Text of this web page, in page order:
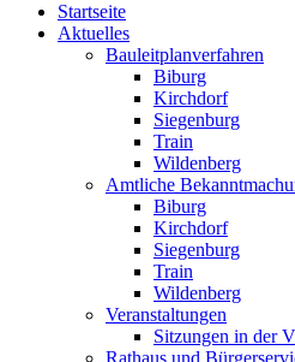
Startseite
Aktuelles
Bauleitplanverfahren
Biburg
Kirchdorf
Siegenburg
Train
Wildenberg
Amtliche
Biburg
Kirchdorf
Siegenburg
Train
Wildenberg
Veranstaltungen
Sitzungen in der
Rathaus und